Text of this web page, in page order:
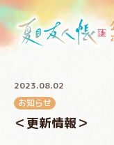
2023.08.02
お知らせ
＜更新情報＞